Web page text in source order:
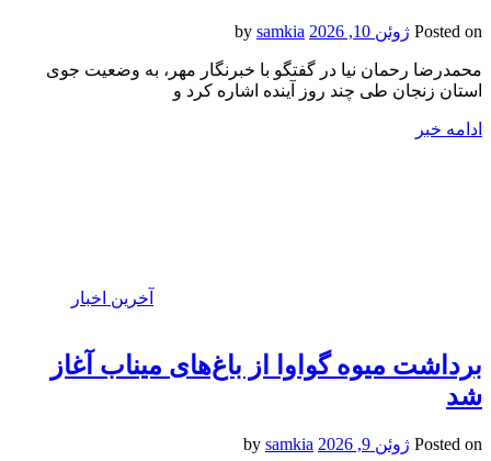
Posted on ژوئن 10, 2026 samkia
محمدرضا رحمان نیا در گفتگو با خبرنگار مهر، به وضعیت جوی
استان زنجان طی چند روز آینده اشاره کرد و
ادامه خبر
آخرین اخبار
برداشت میوه گواوا از باغ‌های میناب آغاز
شد
Posted on ژوئن 9, 2026 samkia